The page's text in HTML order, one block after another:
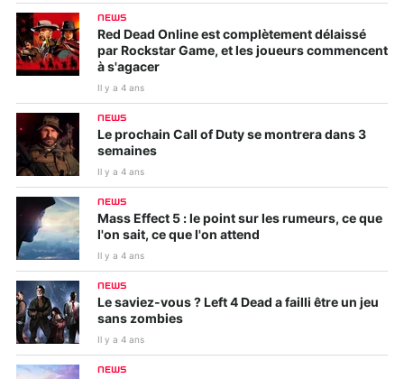
NEWS
Red Dead Online est complètement délaissé
par Rockstar Game, et les joueurs commencent
à s'agacer
Il y a 4 ans
NEWS
Le prochain Call of Duty se montrera dans 3
semaines
Il y a 4 ans
NEWS
Mass Effect 5 : le point sur les rumeurs, ce que
l'on sait, ce que l'on attend
Il y a 4 ans
NEWS
Le saviez-vous ? Left 4 Dead a failli être un jeu
sans zombies
Il y a 4 ans
NEWS